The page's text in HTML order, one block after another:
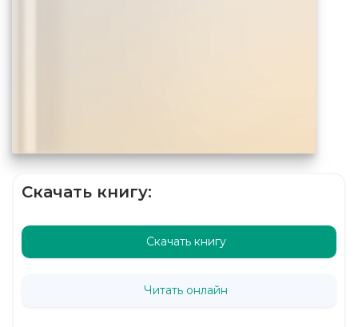
Скачать книгу:
Скачать книгу
Читать онлайн